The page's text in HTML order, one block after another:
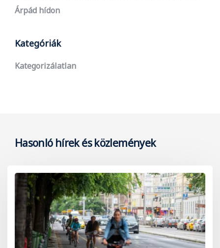
Árpád hídon
Kategóriák
Kategorizálatlan
Hasonló hírek és közlemények